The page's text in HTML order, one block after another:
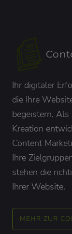
Ihr digitaler
die Ihre
begeistern.
Kreation
Content
Ihre
stehen die
Ihrer Website.
MEHR ZUR